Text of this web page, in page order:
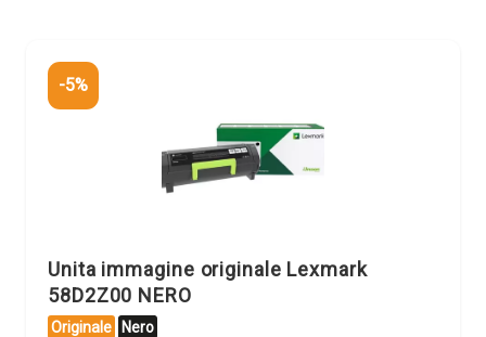
-5%
Unita immagine originale Lexmark
58D2Z00 NERO
Originale Nero